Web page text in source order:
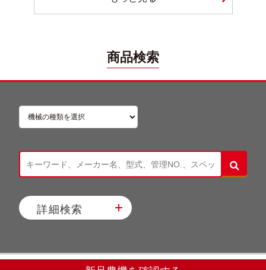
商品検索
詳細検索